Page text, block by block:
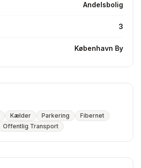
Andelsbolig
3
København By
Kælder Parkering
Fibernet
Offentlig Transport